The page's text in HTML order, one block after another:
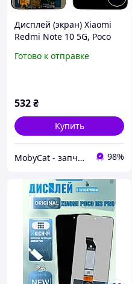
Дисплей (экран) Xiaomi
Redmi Note 10 5G, Poco
(AAAA)
Готово к отправке
532₴
Купить
MobyCat - запчасти для мобильных телефонов и планшетов 98%